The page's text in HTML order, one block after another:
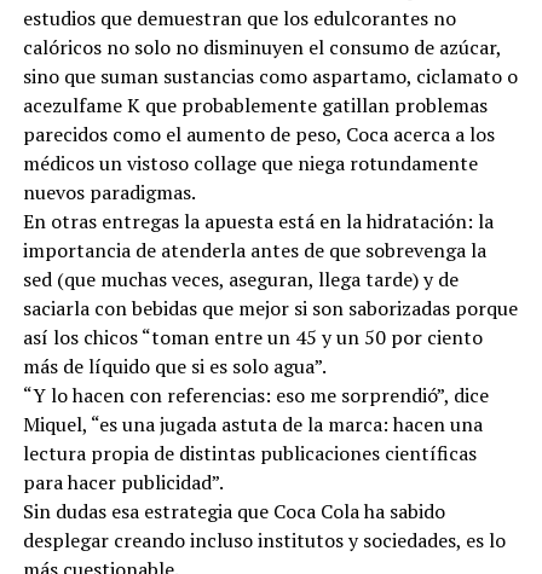
estudios que demuestran que los edulcorantes no
calóricos no solo no disminuyen el consumo de azúcar,
sino que suman sustancias como aspartamo, ciclamato o
acezulfame K que probablemente gatillan problemas
parecidos como el aumento de peso, Coca acerca a los
médicos un vistoso collage que niega rotundamente
nuevos paradigmas.
En otras entregas la apuesta está en la hidratación: la
importancia de atenderla antes de que sobrevenga la
sed (que muchas veces, aseguran, llega tarde) y de
saciarla con bebidas que mejor si son saborizadas porque
así los chicos “toman entre un 45 y un 50 por ciento
más de líquido que si es solo agua”.
“Y lo hacen con referencias: eso me sorprendió”, dice
Miquel, “es una jugada astuta de la marca: hacen una
lectura propia de distintas publicaciones científicas
para hacer publicidad”.
Sin dudas esa estrategia que Coca Cola ha sabido
desplegar creando incluso institutos y sociedades, es lo